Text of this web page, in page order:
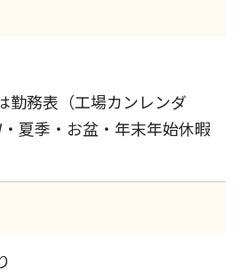
勤務表（工場カンレンダ
夏季・お盆・年末年始休暇